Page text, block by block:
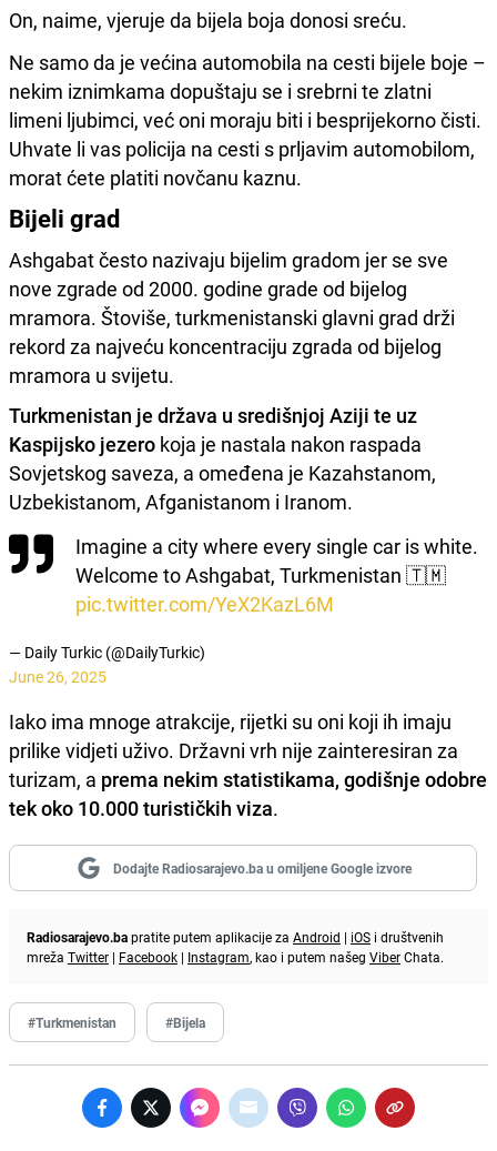
On, naime, vjeruje da bijela boja donosi sreću.
Ne samo da je većina automobila na cesti bijele boje –
nekim iznimkama dopuštaju se i srebrni te zlatni
limeni ljubimci, već oni moraju biti i besprijekorno čisti.
Uhvate li vas policija na cesti s prljavim automobilom,
morat ćete platiti novčanu kaznu.
Bijeli grad
Ashgabat često nazivaju bijelim gradom jer se sve
nove zgrade od 2000. godine grade od bijelog
mramora. Štoviše, turkmenistanski glavni grad drži
rekord za najveću koncentraciju zgrada od bijelog
mramora u svijetu.
Turkmenistan je država u središnjoj Aziji te uz
Kaspijsko jezero koja je nastala nakon raspada
Sovjetskog saveza, a omeđena je Kazahstanom,
Uzbekistanom, Afganistanom i Iranom.
Imagine a city where every single car is white.
Welcome to Ashgabat, Turkmenistan 🇹🇲
pic.twitter.com/YeX2KazL6M
— Daily Turkic (@DailyTurkic)
June 26, 2025
Iako ima mnoge atrakcije, rijetki su oni koji ih imaju
prilike vidjeti uživo. Državni vrh nije zainteresiran za
turizam, a prema nekim statistikama, godišnje odobre
tek oko 10.000 turističkih viza.
Dodajte Radiosarajevo.ba u omiljene Google izvore
Radiosarajevo.bapratite putem aplikacije za Android | iOS i društvenih
mreža Twitter | Facebook | Instagram, kao i putem našeg ViberChata.
#Turkmenistan #Bijela